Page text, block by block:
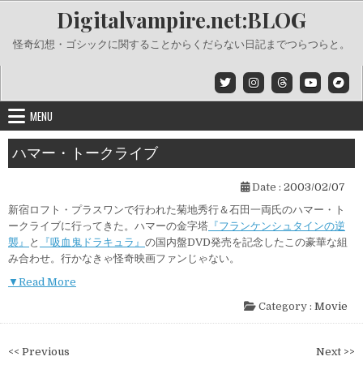
content
Digitalvampire.net:BLOG
怪奇幻想・ゴシックに関することからくだらない日記までつらつらと。
MENU
ハマー・トークライブ
Date : 2003/02/07
新宿ロフト・プラスワンで行われた菊地秀行＆石田一両氏のハマー・ト
ークライブに行ってきた。ハマーの金字塔 『フランケンシュタインの逆
襲』
と 『吸血鬼ドラキュラ』 の国内盤DVD発売を記念したこの豪華な組
み合わせ。行かなきゃ怪奇映画ファンじゃない。
▼Read More
Category : Movie
投
<< Previous Next >>